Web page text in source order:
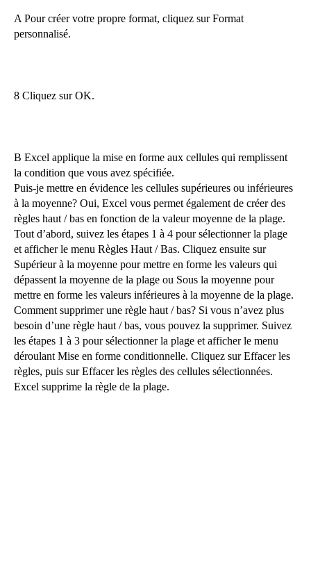
A Pour créer votre propre format, cliquez sur Format
personnalisé.
8 Cliquez sur OK.
B Excel applique la mise en forme aux cellules qui remplissent
la condition que vous avez spécifiée.
Puis-je mettre en évidence les cellules supérieures ou inférieures
à la moyenne? Oui, Excel vous permet également de créer des
règles haut / bas en fonction de la valeur moyenne de la plage.
Tout d’abord, suivez les étapes 1 à 4 pour sélectionner la plage
et afficher le menu Règles Haut / Bas. Cliquez ensuite sur
Supérieur à la moyenne pour mettre en forme les valeurs qui
dépassent la moyenne de la plage ou Sous la moyenne pour
mettre en forme les valeurs inférieures à la moyenne de la plage.
Comment supprimer une règle haut / bas? Si vous n’avez plus
besoin d’une règle haut / bas, vous pouvez la supprimer. Suivez
les étapes 1 à 3 pour sélectionner la plage et afficher le menu
déroulant Mise en forme conditionnelle. Cliquez sur Effacer les
règles, puis sur Effacer les règles des cellules sélectionnées.
Excel supprime la règle de la plage.